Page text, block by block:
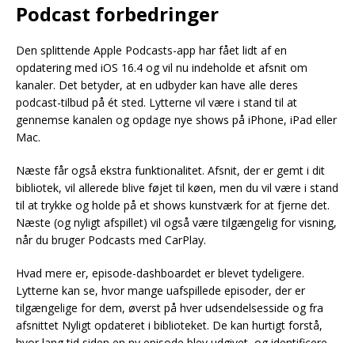
Podcast forbedringer
Den splittende Apple Podcasts-app har fået lidt af en
opdatering med iOS 16.4 og vil nu indeholde et afsnit om
kanaler. Det betyder, at en udbyder kan have alle deres
podcast-tilbud på ét sted. Lytterne vil være i stand til at
gennemse kanalen og opdage nye shows på iPhone, iPad eller
Mac.
Næste får også ekstra funktionalitet. Afsnit, der er gemt i dit
bibliotek, vil allerede blive føjet til køen, men du vil være i stand
til at trykke og holde på et shows kunstværk for at fjerne det.
Næste (og nyligt afspillet) vil også være tilgængelig for visning,
når du bruger Podcasts med CarPlay.
Hvad mere er, episode-dashboardet er blevet tydeligere.
Lytterne kan se, hvor mange uafspillede episoder, der er
tilgængelige for dem, øverst på hver udsendelsesside og fra
afsnittet Nyligt opdateret i biblioteket. De kan hurtigt forstå,